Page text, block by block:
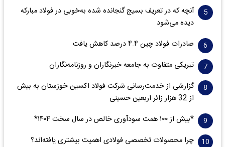
آنچه که در تعریف بسیج گنجانده شده به‌خوبی در فولاد مبارکه
دیده می‌شود
صادرات فولاد چین ۴.۴ درصد کاهش یافت
تبریکی متفاوت به جامعه خبرنگاران و روزنامه‌نگاران
گزارشی از خدمت‌رسانی شرکت فولاد اکسین خوزستان به بیش
از 32 هزار زائر اربعین حسینی
*بیش از ۱۰۰ همت سودآوری خالص در سال سخت ۱۴۰۴*
چرا محصولات تخصصی فولادی اهمیت بیشتری یافته‌اند؟